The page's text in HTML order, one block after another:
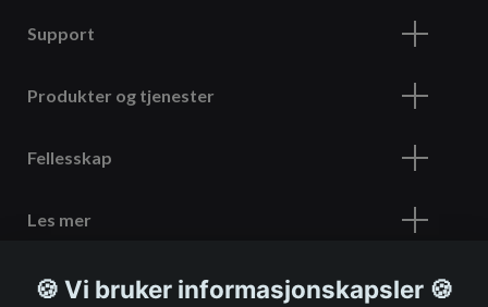
Support
Produkter og tjenester
Fellesskap
Les mer
Meld deg på vårt nyhetsbrev
🍪 Vi bruker informasjonskapsler 🍪